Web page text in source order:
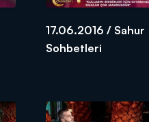
17.06.2016 / Sahur
Sohbetleri